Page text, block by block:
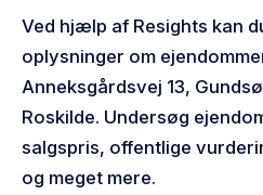
Ved hjælp af Resights kan
oplysninger om
Anneksgårdsvej 13,
Roskilde. Undersøg
salgspris, offentlige
og meget mere.